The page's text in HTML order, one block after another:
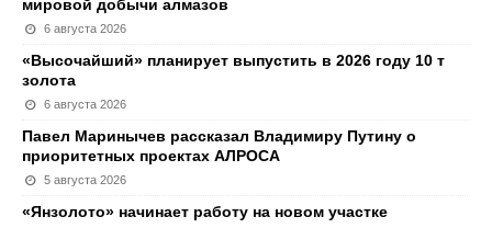
мировой добычи алмазов
6 августа 2026
«Высочайший» планирует выпустить в 2026 году 10 т
золота
6 августа 2026
Павел Маринычев рассказал Владимиру Путину о
приоритетных проектах АЛРОСА
5 августа 2026
«Янзолото» начинает работу на новом участке